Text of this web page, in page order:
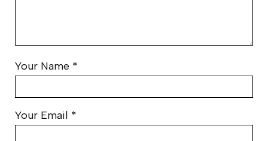
Your Name *
Your Email *